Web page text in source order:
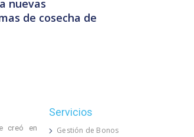
nuevas
de cosecha de
creó en
Servicios
Gestión de Bonos